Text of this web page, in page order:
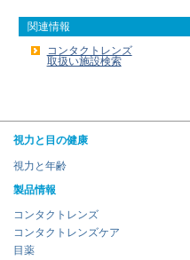
関連情報
コンタクトレンズ
取扱い施設検索
視力と目の健康
視力と年齢
製品情報
コンタクトレンズ
コンタクトレンズケア
目薬